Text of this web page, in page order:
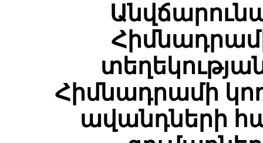
Հիմնադրամի
ավանդների